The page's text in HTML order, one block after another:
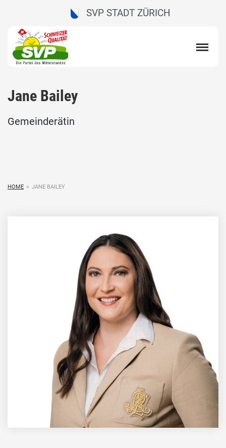
SVP STADT ZÜRICH
Jane Bailey
Gemeinderätin
HOME > JANE BAILEY